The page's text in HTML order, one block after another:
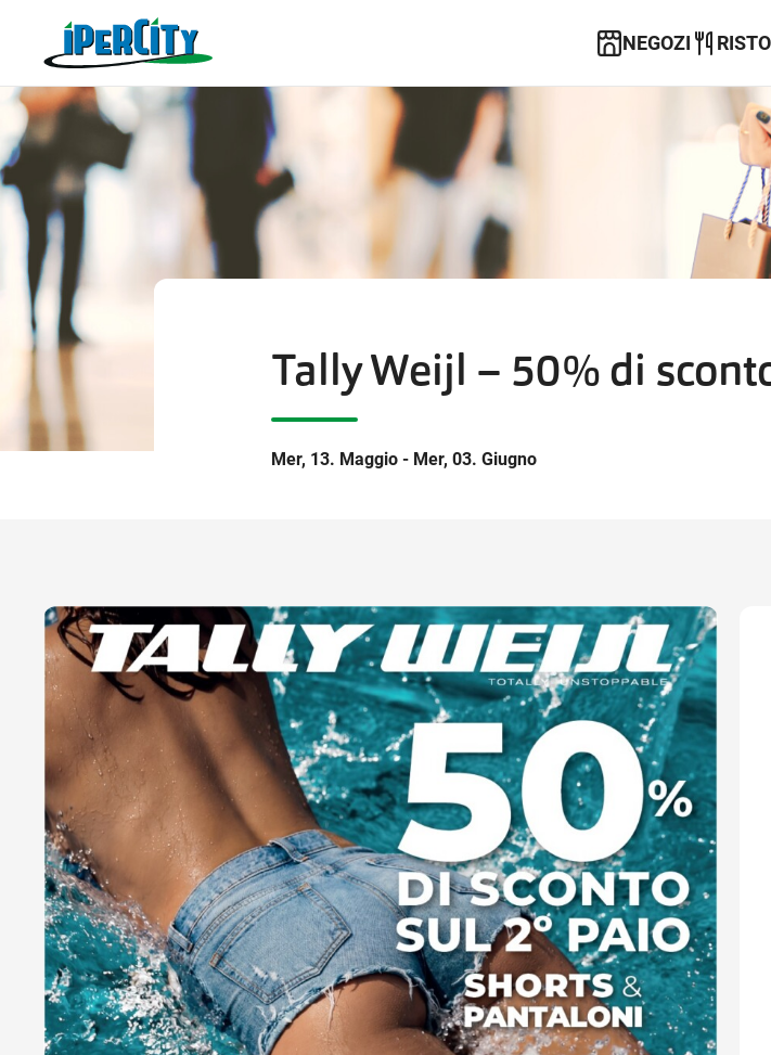
NEGOZI
Tally Weijl – 50% di
Mer, 13. Maggio - Mer, 03. Giugno